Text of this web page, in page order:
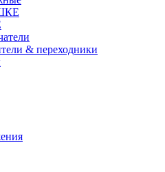
& переходники